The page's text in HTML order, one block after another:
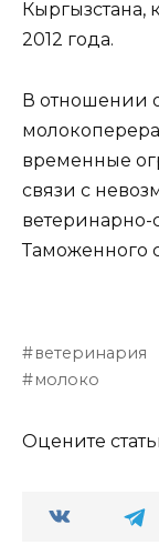
Кыргызстана,
2012 года.
В отношении
временные
связи с
ветеринарно-
Таможенного
ветеринария
молоко
Оцените